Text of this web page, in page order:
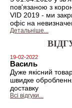
пов'язаною з
VID 2019 - ми
офіс на
Детальніше...
19-02-2022
Василь
Дуже якісний
швидке
доставку
Всі відгуки...